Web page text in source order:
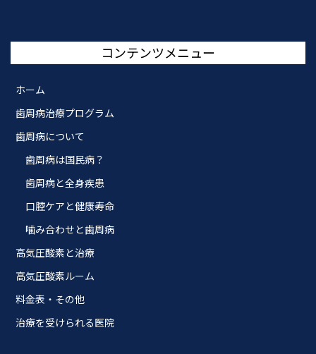
コンテンツメニュー
ホーム
歯周病治療プログラム
歯周病について
歯周病は国民病？
歯周病と全身疾患
口腔ケアと健康寿命
噛み合わせと歯周病
高気圧酸素と治療
高気圧酸素ルーム
料金表・その他
治療を受けられる医院